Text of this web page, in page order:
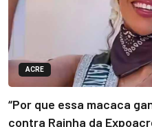
ACRE
“Por que essa macaca
contra Rainha da